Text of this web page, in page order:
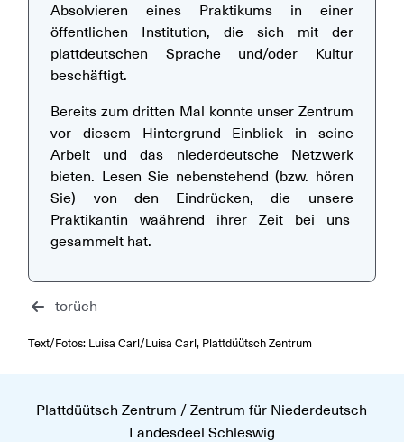
Absolvieren eines Praktikums in einer
öffentlichen Institution, die sich mit der
plattdeutschen Sprache und/oder Kultur
beschäftigt.
Bereits zum dritten Mal konnte unser Zentrum
vor diesem Hintergrund Einblick in seine
Arbeit und das niederdeutsche Netzwerk
bieten. Lesen Sie nebenstehend (bzw. hören
Sie) von den Eindrücken, die unsere
Praktikantin waährend ihrer Zeit bei uns
gesammelt hat.
Text/Fotos: Luisa Carl/Luisa Carl, Plattdüütsch Zentrum
torüch
Plattdüütsch Zentrum / Zentrum für Niederdeutsch
Landesdeel Schleswig